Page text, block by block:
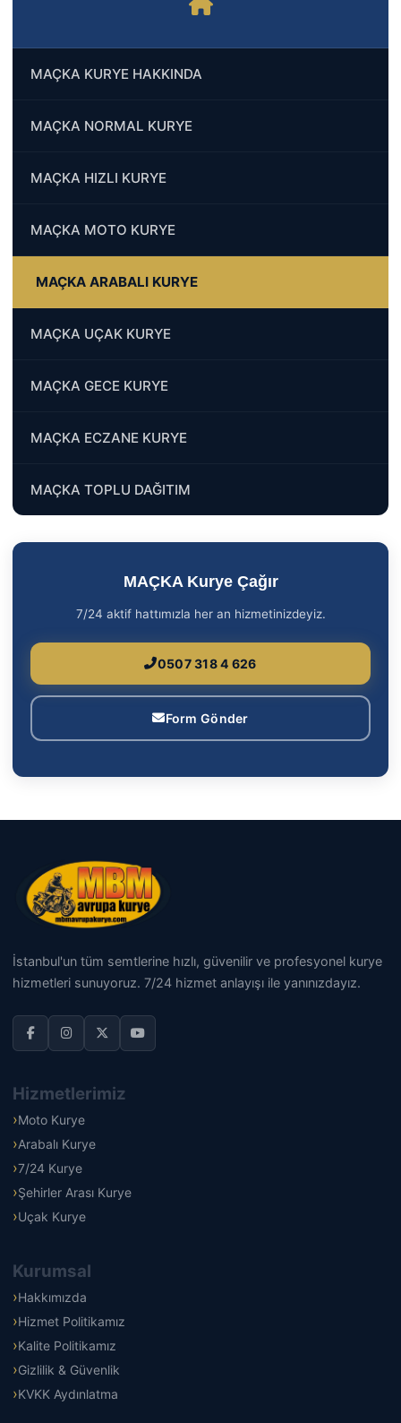
MAÇKA KURYE HAKKINDA
MAÇKA NORMAL KURYE
MAÇKA HIZLI KURYE
MAÇKA MOTO KURYE
MAÇKA ARABALI KURYE
MAÇKA UÇAK KURYE
MAÇKA GECE KURYE
MAÇKA ECZANE KURYE
MAÇKA TOPLU DAĞITIM
MAÇKA Kurye Çağır
7/24 aktif hattımızla her an hizmetinizdeyiz.
0507 318 4 626
Form Gönder
İstanbul'un tüm semtlerine hızlı, güvenilir ve profesyonel kurye
hizmetleri sunuyoruz. 7/24 hizmet anlayışı ile yanınızdayız.
Hizmetlerimiz
Moto Kurye
Arabalı Kurye
7/24 Kurye
Şehirler Arası Kurye
Uçak Kurye
Kurumsal
Hakkımızda
Hizmet Politikamız
Kalite Politikamız
Gizlilik & Güvenlik
KVKK Aydınlatma